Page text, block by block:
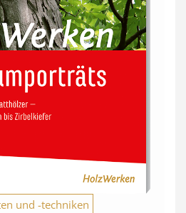
und -techniken